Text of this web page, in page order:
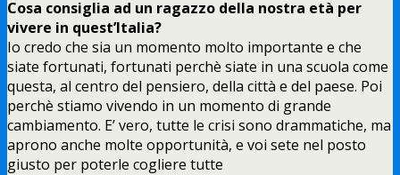
Cosa consiglia ad un ragazzo della nostra età per
vivere in quest’Italia?
Io credo che sia un momento molto importante e che
siate fortunati, fortunati perchè siate in una scuola come
questa, al centro del pensiero, della città e del paese. Poi
perchè stiamo vivendo in un momento di grande
cambiamento. E’ vero, tutte le crisi sono drammatiche, ma
aprono anche molte opportunità, e voi sete nel posto
giusto per poterle cogliere tutte